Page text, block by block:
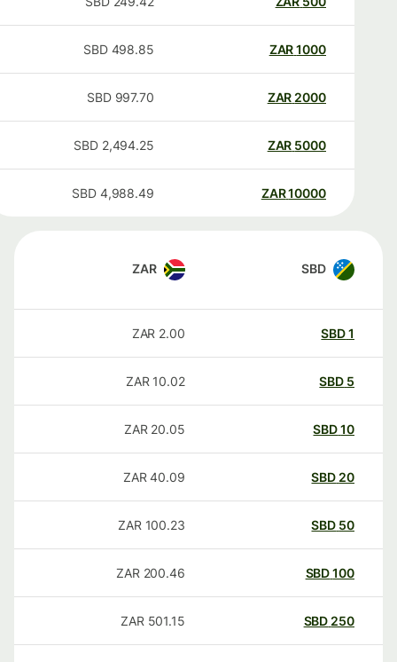
1000
ZAR
498.85
SBD
2000
ZAR
997.70
SBD
5000
ZAR
2,494.25
SBD
10000
ZAR
4,988.49
SBD
SBD
ZAR
SBD
2.00
ZAR
SBD
10.02
ZAR
SBD
20.05
ZAR
20
SBD
40.09
ZAR
50
SBD
100.23
ZAR
100
SBD
200.46
ZAR
250
SBD
501.15
ZAR